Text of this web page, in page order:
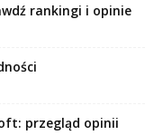
rankingi i opinie
przegląd opinii